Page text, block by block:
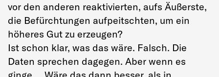
vor den anderen reaktivierten, aufs Äußerste,
die Befürchtungen aufpeitschten, um ein
höheres Gut zu erzeugen?
Ist schon klar, was das wäre. Falsch. Die
Daten sprechen dagegen. Aber wenn es